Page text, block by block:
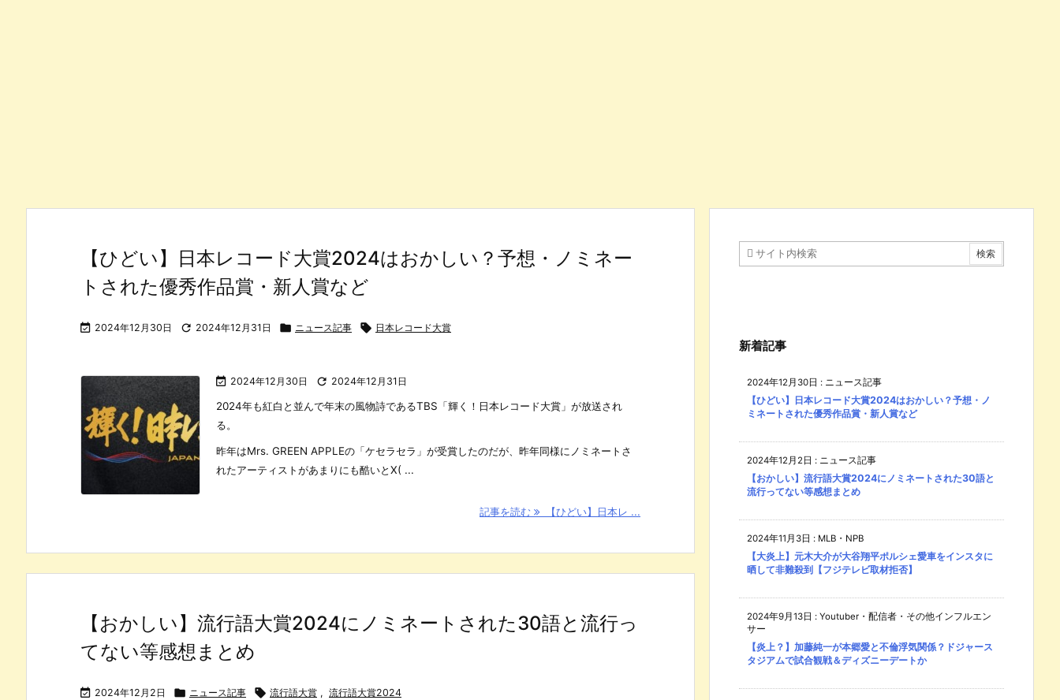
【ひどい】日本レコード大賞2024はおかしい？予想・ノミネー
トされた優秀作品賞・新人賞など
 2024年12月30日  2024年12月31日  ニュース記事  日本レコード大賞
 2024年12月30日  2024年12月31日
2024年も紅白と並んで年末の風物詩であるTBS「輝く！日本レコード大賞」が放送され
る。
昨年はMrs. GREEN APPLEの「ケセラセラ」が受賞したのだが、昨年同様にノミネートさ
れたアーティストがあまりにも酷いとX( ...
記事を読む 【ひどい】日本レ ...
【おかしい】流行語大賞2024にノミネートされた30語と流行っ
てない等感想まとめ
 2024年12月2日  ニュース記事  流行語大賞 , 流行語大賞2024
新着記事
2024年12月30日 : ニュース記事
【ひどい】日本レコード大賞2024はおかしい？予想・ノ
ミネートされた優秀作品賞・新人賞など
2024年12月2日 : ニュース記事
【おかしい】流行語大賞2024にノミネートされた30語と
流行ってない等感想まとめ
2024年11月3日 : MLB・NPB
【大炎上】元木大介が大谷翔平ポルシェ愛車をインスタに
晒して非難殺到【フジテレビ取材拒否】
2024年9月13日 : Youtuber・配信者・その他インフルエン
サー
【炎上？】加藤純一が本郷愛と不倫浮気関係？ドジャース
タジアムで試合観戦＆ディズニーデートか